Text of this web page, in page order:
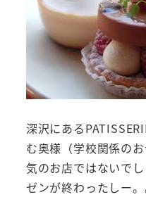
深沢にある
む奥様（学校関係の
気のお店ではないで
ゼンが終わったしー